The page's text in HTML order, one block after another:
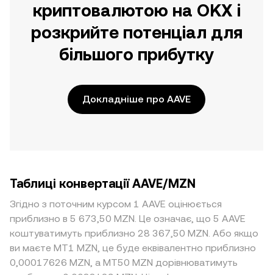
криптовалютою на OKX і
розкрийте потенціал для
більшого прибутку
Докладніше про AAVE
Таблиці конвертації AAVE/MZN
Згідно з поточним курсом 1 AAVE оцінюється
приблизно в 5 673,50 MZN. Це означає, що 5 AAVE
коштуватимуть приблизно 28 367,50 MZN. Або якщо
ви маєте MT1 MZN, це буде еквівалентно приблизно
0,00017626 MZN, а MT50 MZN дорівнюватимуть